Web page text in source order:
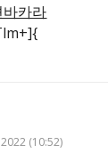
카라
(10:52)